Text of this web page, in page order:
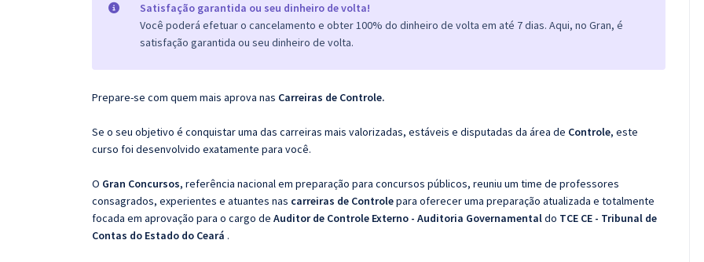
Satisfação garantida ou seu dinheiro de volta!
Você poderá efetuar o cancelamento e obter 100% do dinheiro de volta em até 7 dias. Aqui, no Gran, é
satisfação garantida ou seu dinheiro de volta.
Prepare-se com quem mais aprova nas Carreiras de Controle.
Se o seu objetivo é conquistar uma das carreiras mais valorizadas, estáveis e disputadas da área de Controle, este
curso foi desenvolvido exatamente para você.
O Gran Concursos, referência nacional em preparação para concursos públicos, reuniu um time de professores
consagrados, experientes e atuantes nas carreiras de Controlepara oferecer uma preparação atualizada e totalmente
focada em aprovação para o cargo de Auditor de Controle Externo - Auditoria Governamentaldo TCE CE - Tribunal de
Contas do Estado do Ceará .